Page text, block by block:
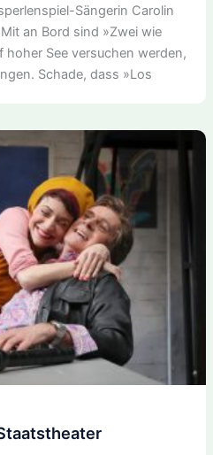
Sängerin Carolin
an Bord sind »Zwei wie
hoher See versuchen werden,
Schade, dass »Los